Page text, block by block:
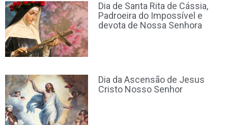
Dia de Santa Rita de Cássia,
Padroeira do Impossível e
devota de Nossa Senhora
Dia da Ascensão de Jesus
Cristo Nosso Senhor